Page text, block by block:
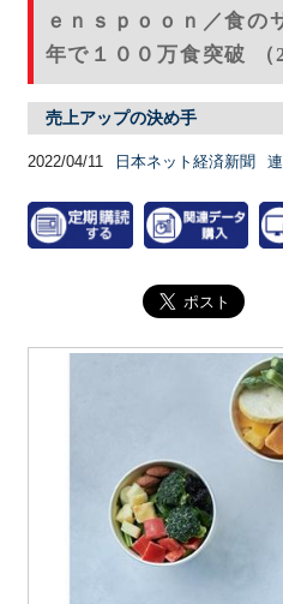
ｅｎｓｐｏｏｎ／食の
年で１００万食突破 （
売上アップの決め手
2022/04/11 日本ネット経済新聞